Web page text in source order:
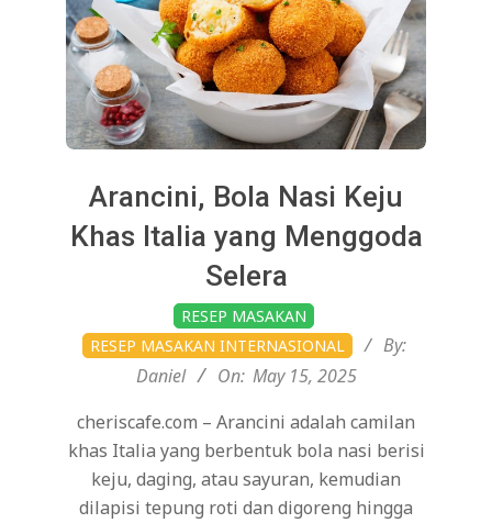
Arancini, Bola Nasi Keju
Khas Italia yang Menggoda
Selera
05-
RESEP MASAKAN
RESEP MASAKAN INTERNASIONAL
By:
Daniel
On: May 15, 2025
cheriscafe.com – Arancini adalah camilan
khas Italia yang berbentuk bola nasi berisi
keju, daging, atau sayuran, kemudian
dilapisi tepung roti dan digoreng hingga